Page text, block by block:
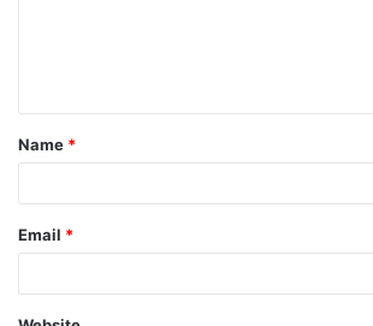
Name *
Email *